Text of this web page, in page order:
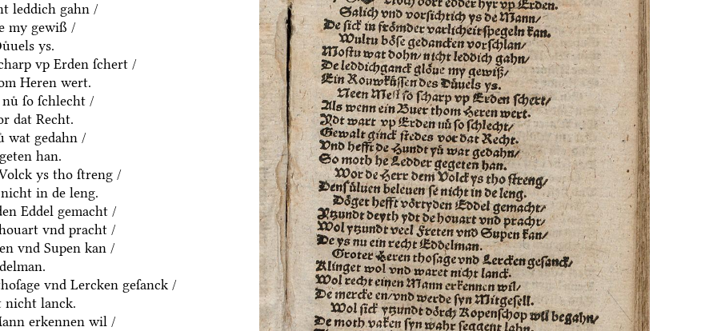
leddich gahn /
my gewiß /
ys.
vp Erden ſchert /
Heren wert.
ſo ſchlecht /
dat Recht.
wat gedahn /
han.
ys tho ſtreng /
nicht in de leng.
Eddel gemacht /
vnd pracht /
vnd Supen kan /
vnd Lercken geſanck /
nicht lanck.
erkennen wil /